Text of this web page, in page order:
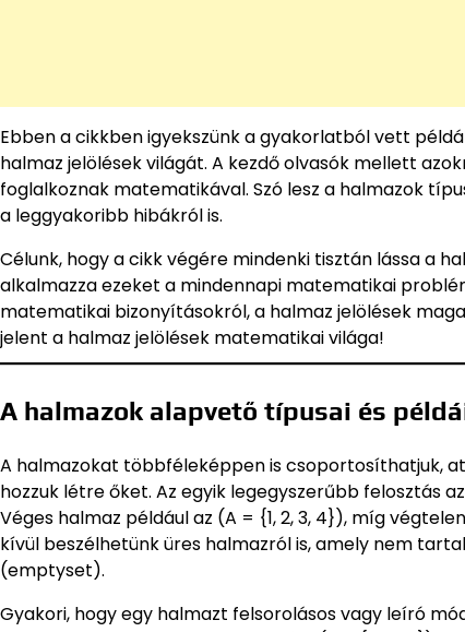
Ebben a cikkben igyekszünk a gyakorlatból vett
halmaz jelölések világát. A kezdő olvasók mellett
foglalkoznak matematikával. Szó lesz a halmazok
a leggyakoribb hibákról is.
Célunk, hogy a cikk végére mindenki tisztán lássa a
alkalmazza ezeket a mindennapi matematikai
matematikai bizonyításokról, a halmaz jelölések
jelent a halmaz jelölések matematikai világa!
A halmazok alapvető típusai és
A halmazokat többféleképpen is csoportosíthatjuk,
hozzuk létre őket. Az egyik legegyszerűbb felosztás
Véges halmaz például az (A = {1, 2, 3, 4}), míg
kívül beszélhetünk üres halmazról is, amely nem
(emptyset).
Gyakori, hogy egy halmazt felsorolásos vagy leíró